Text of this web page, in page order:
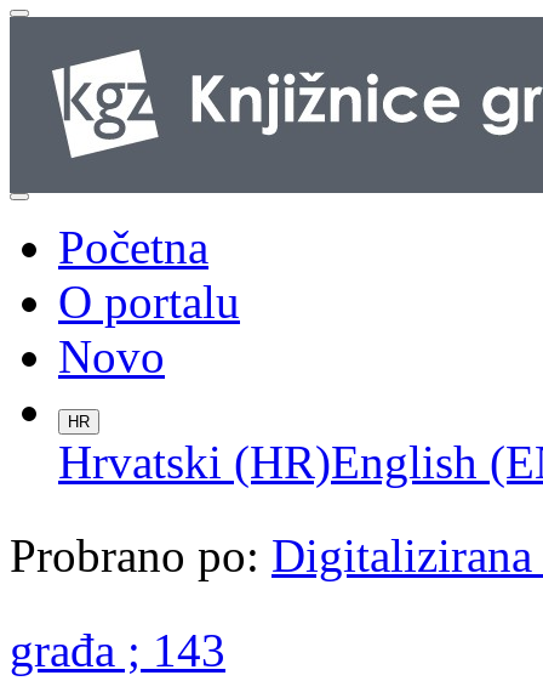
Početna
O portalu
Novo
HR
Hrvatski (HR)English
Probrano po: Digitalizirana
građa ; 143